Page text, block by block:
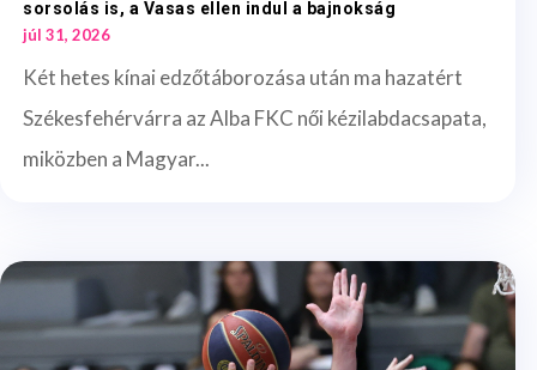
sorsolás is, a Vasas ellen indul a bajnokság
júl 31, 2026
Két hetes kínai edzőtáborozása után ma hazatért
Székesfehérvárra az Alba FKC női kézilabdacsapata,
miközben a Magyar...